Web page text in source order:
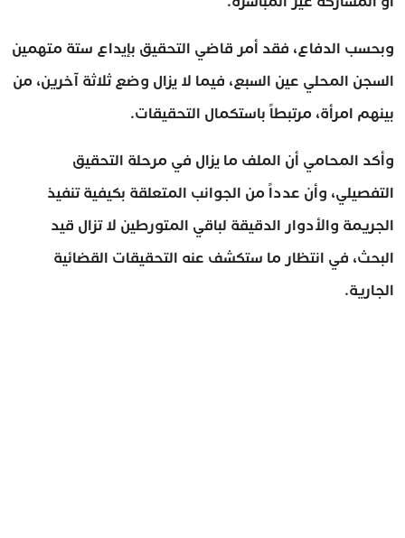
وبحسب الدفاع، فقد أمر قاضي التحقيق بإيداع ستة متهمين
السجن المحلي عين السبع، فيما لا يزال وضع ثلاثة آخرين، من
بينهم امرأة، مرتبطاً باستكمال التحقيقات.
وأكد المحامي أن الملف ما يزال في مرحلة التحقيق
التفصيلي، وأن عدداً من الجوانب المتعلقة بكيفية تنفيذ
الجريمة والأدوار الدقيقة لباقي المتورطين لا تزال قيد
البحث، في انتظار ما ستكشف عنه التحقيقات القضائية
الجارية.